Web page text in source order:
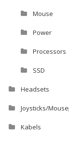
Mouse
Power
Processors
SSD
Headsets
Joysticks/
Kabels